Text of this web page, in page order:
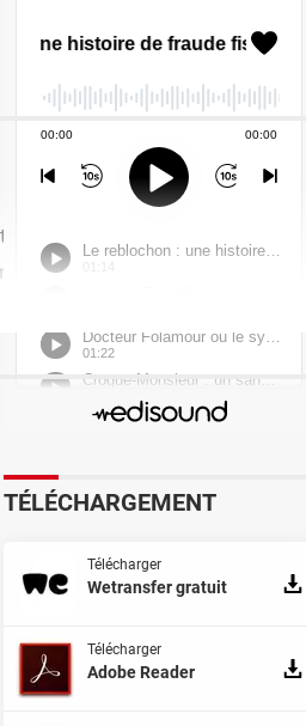
Retouche d'image
logiciels pour Windows
TÉLÉCHARGEMENT
Télécharger
Wetransfer gratuit
Télécharger
Adobe Reader